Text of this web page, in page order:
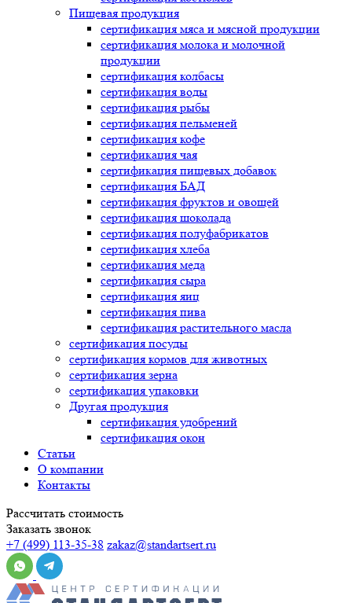
Пищевая продукция
сертификация мяса и мясной продукции
сертификация молока и молочной
продукции
сертификация колбасы
сертификация воды
сертификация рыбы
сертификация пельменей
сертификация кофе
сертификация чая
сертификация пищевых добавок
сертификация БАД
сертификация фруктов и овощей
сертификация шоколада
сертификация полуфабрикатов
сертификация хлеба
сертификация меда
сертификация сыра
сертификация яиц
сертификация пива
сертификация растительного масла
сертификация посуды
сертификация кормов для животных
сертификация зерна
сертификация упаковки
Другая продукция
сертификация удобрений
сертификация окон
Статьи
О компании
Контакты
Рассчитать стоимость
Заказать звонок
+7 (499) 113-35-38 zakaz@standartsert.ru